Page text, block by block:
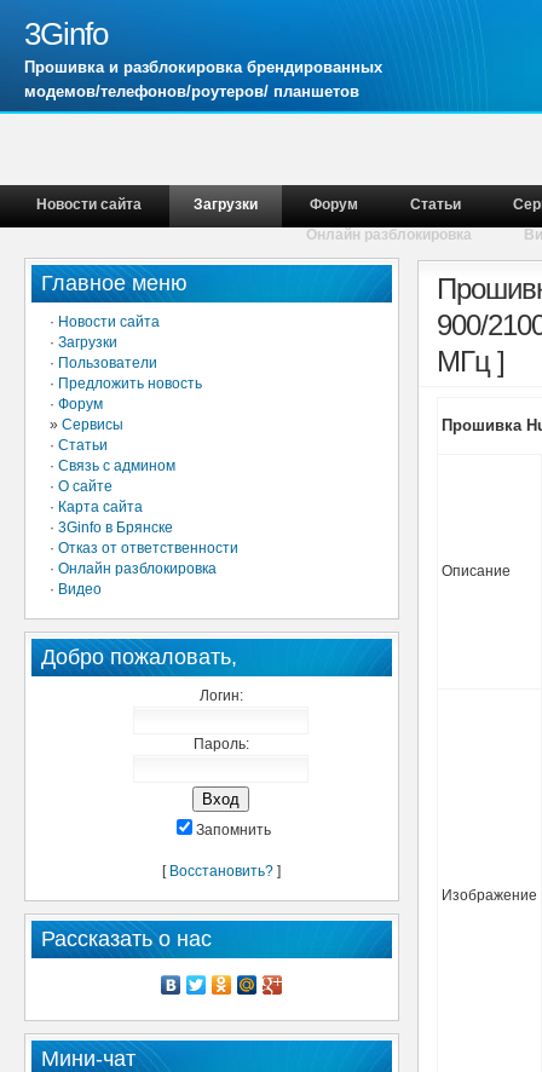
3Ginfo
Прошивка и разблокировка брендированных
модемов/телефонов/роутеров/ планшетов
Новости сайта Загрузки Форум Статьи
Онлайн разблокировка
Главное меню
· Новости сайта
· Загрузки
· Пользователи
· Предложить новость
· Форум
» Сервисы
· Статьи
· Связь с админом
· О сайте
· Карта сайта
· 3Ginfo в Брянске
· Отказ от ответственности
· Онлайн разблокировка
· Видео
Добро пожаловать,
Логин:
Пароль:
Запомнить
[ Восстановить?]
Рассказать о нас
Мини-чат
900/
МГц ]
Прошивка
Описание
Изображение